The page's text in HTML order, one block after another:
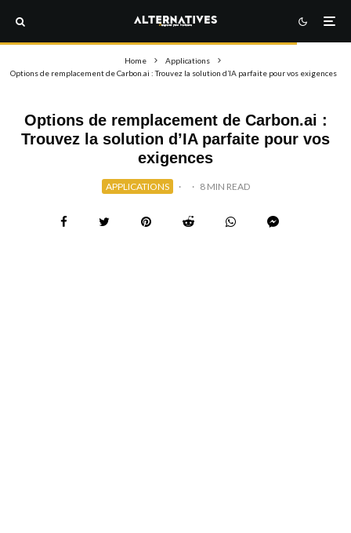
Home
Applications
Options de remplacement de Carbon.ai : Trouvez la solution d’IA parfaite pour vos exigences
Options de remplacement de Carbon.ai :
Trouvez la solution d’IA parfaite pour vos
exigences
APPLICATIONS · · 8 MIN READ